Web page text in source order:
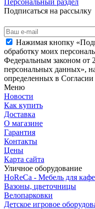
Персональный раздел
Подписаться на рассылку
Нажимая кнопку
обработку моих
Федеральным законом
персональных данных»,
определенных в
Меню
Новости
Как купить
Доставка
О магазине
Гарантия
Контакты
Цены
Карта сайта
Уличное оборудование
HoReCa - Мебель для
Вазоны, цветочницы
Велопарковки
Детское игровое